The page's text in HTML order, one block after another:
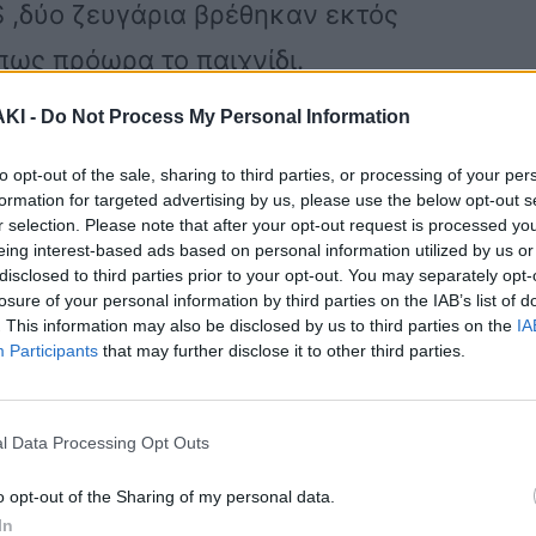
- Do Not Process My Personal Information
opt-out of the sale, sharing to third parties, or processing of your
for targeted advertising by us, please use the below opt-out
selection. Please note that after your opt-out request is processed
interest-based ads based on personal information utilized by us
to third parties prior to your opt-out. You may separately
of your personal information by third parties on the IAB’s list of
This information may also be disclosed by us to third parties on the
Participants that may further disclose it to other third parties.
Data Processing Opt Outs
opt-out of the Sharing of my personal data.
,δύο ζευγάρια βρέθηκαν εκτός
πρόωρα το παιχνίδι.
τουλάχιστον στο ζευγάρι Περικλή
ήταν ένα εκ των δύο ζευγαριών
του σόου.
το τέλος της εκπομπής , φανερά
στους ρεπόρτερ εξαπολύοντας
τις κάμερες και πραγματικά περνάμε